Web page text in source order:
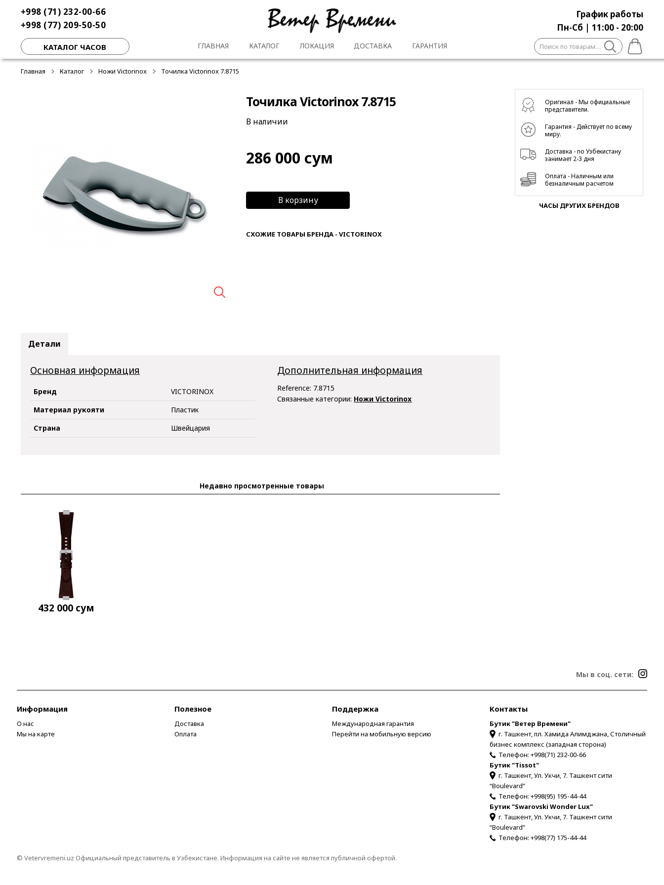
навигации
содержимому
+998 (71) 232-00-66
+998 (77) 209-50-50
График работы
Пн-Сб | 11:00 - 20:00
КАТАЛОГ ЧАСОВ ГЛАВНАЯ КАТАЛОГ ЛОКАЦИЯ ДОСТАВКА ГАРАНТИЯ Искать:
Главная Каталог Ножи Victorinox Точилка Victorinox 7.8715
Точилка Victorinox 7.8715
В наличии
286 000 сум
В корзину
СХОЖИЕ ТОВАРЫ БРЕНДА - VICTORINOX
Детали
Основная информация
Бренд
VICTORINOX
Материал рукояти
Пластик
Страна
Швейцария
Дополнительная информация
Reference: 7.8715
Связанные категории: Ножи Victorinox
Недавно просмотренные товары
432 000 сум
Оригинал - Мы официальные
представители.
Гарантия - Действует по всему
миру.
Доставка - по Узбекистану
занимает 2-3 дня
Оплата - Наличным или
безналичным расчетом
ЧАСЫ ДРУГИХ БРЕНДОВ
Мы в соц. сети:
Информация
О нас
Мы на карте
Полезное
Доставка
Оплата
Поддержка
Международная гарантия
Перейти на мобильную версию
Контакты
Бутик "Ветер Времени"
г. Ташкент, пл. Хамида Алимджана, Столичный
бизнес комплекс (западная сторона)
Телефон: +998(71) 232-00-66
Бутик "Tissot"
г. Ташкент, Ул. Укчи, 7. Ташкент сити
“Boulevard”
Телефон: +998(95) 195-44-44
Бутик "Swarovski Wonder Lux"
г. Ташкент, Ул. Укчи, 7. Ташкент сити
“Boulevard”
Телефон: +998(77) 175-44-44
© Vetervremeni.uz Официальный представитель в Узбекистане. Информация на сайте не является публичной офертой.